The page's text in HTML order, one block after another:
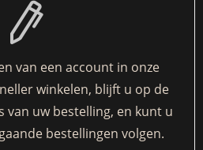
van een account in onze
winkelen, blijft u op de
van uw bestelling, en kunt u
bestellingen volgen.